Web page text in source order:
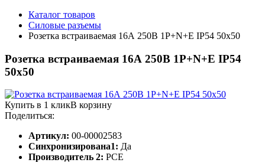
Каталог товаров
Силовые разъемы
Розетка встраиваемая 16А 250В 1P+N+E IP54 50х50
Розетка встраиваемая 16А 250В 1P+N+E IP54
50х50
Купить в 1 кликВ корзину
Поделиться:
Артикул: 00-00002583
Синхронизирована1: Да
Производитель 2: PCE